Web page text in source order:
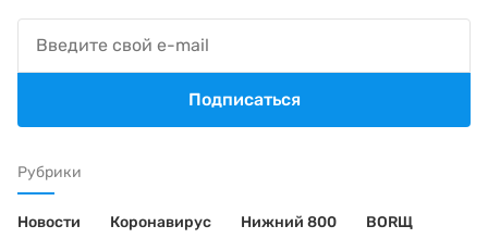
Рубрики
Новости Коронавирус Нижний 800 BORЩ
Подписаться